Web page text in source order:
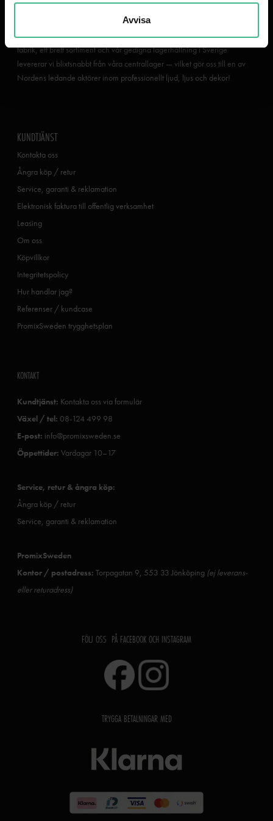
Avvisa
kan vi säkerställa snabb leverans och hög tillgänglighet för dig som kund.
Tack vare tre av Europas största import- och grossistbolag i ryggen
erbjuder vi marknadens bästa priser. Genom stora inköp direkt från
fabrik, ett brett sortiment och vår gedigna lagerhållning i Sverige
levererar vi blixtsnabbt från våra centrallager — vilket gör oss till en av
Nordens ledande aktörer inom professionellt ljud, ljus och dekor!
KUNDTJÄNST
Kontakta oss
Ångra köp / retur
Service, garanti & reklamation
Elektronisk faktura till offentlig verksamhet
Leasing
Om oss
Köpvillkor
Integritetspolicy
Hur handlar jag?
Referenser / kundcase
PromixSweden trygghetsplan
KONTAKT
Kundtjänst: Kontakta oss via formulär
Växel / tel: 08-124 499 98
E-post: info@promixsweden.se
Öppettider: Vardagar 10–17
Service, retur & ångra köp:
Ångra köp / retur
Service, garanti & reklamation
PromixSweden
Kontor / postadress: Torpagatan 9, 553 33 Jönköping (ej leverans-
eller returadress)
FÖLJ OSS PÅ FACEBOOK OCH INSTAGRAM
TRYGGA BETALNINGAR MED